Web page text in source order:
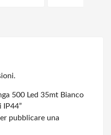
500 Led 35mt Bianco
IP44”
pubblicare una